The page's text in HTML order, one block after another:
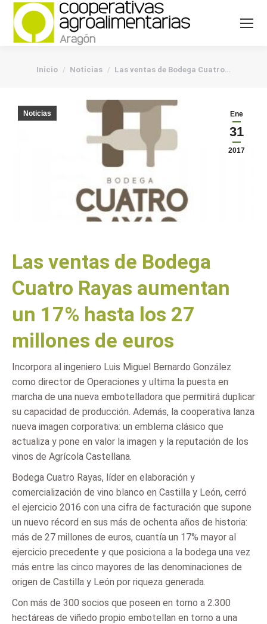
You are here:
Inicio Noticias Las ventas de Bodega Cuatro…
Ene
31
2017
Noticias
Las ventas de Bodega
Cuatro Rayas aumentan
un 17% hasta los 27
millones de euros
Incorpora al ingeniero Luis Miguel Bernardo González
como director de Operaciones y ultima la puesta en
marcha de una nueva embotelladora que permitirá duplicar
su capacidad de producción. Además, la cooperativa lanza
nueva imagen corporativa: un emblema clásico que
actualiza y pone en valor la imagen y la reputación de los
vinos de Agrícola Castellana.
Bodega Cuatro Rayas, líder en elaboración y
comercialización de vino blanco en Castilla y León, cerró
el ejercicio 2016 con una cifra de facturación que supone
un nuevo récord en sus más de ochenta años de historia:
más de 27 millones de euros, cuantía un 17% mayor al
ejercicio precedente y que posiciona a la bodega una vez
más entre las cinco mayores de las denominaciones de
origen de Castilla y León por riqueza generada.
Con más de 300 socios que poseen en torno a 2.300
hectáreas de viñedo propio embotellan en torno a una